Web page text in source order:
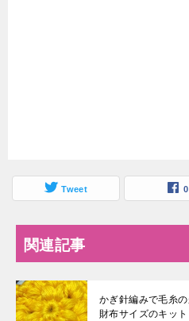
Tweet 0
関連記事
かぎ針編みで毛糸
財布サイズのキット